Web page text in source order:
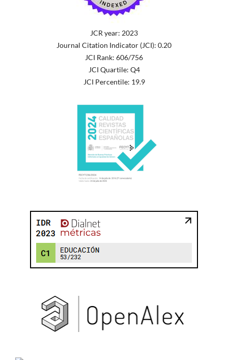
JCR year: 2023
Journal Citation Indicator (JCI): 0.20
JCI Rank: 606/756
JCI Quartile: Q4
JCI Percentile: 19.9